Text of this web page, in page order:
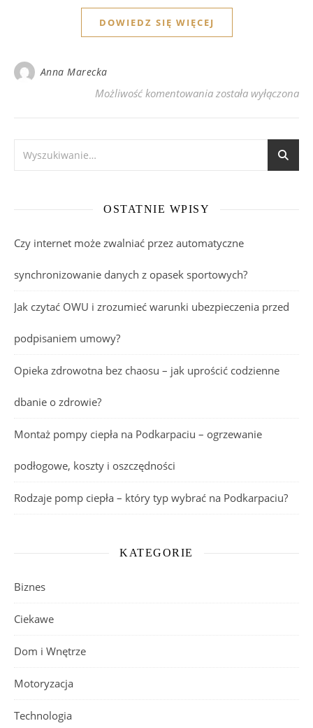
DOWIEDZ SIĘ WIĘCEJ
Anna Marecka
Możliwość komentowania Kim jest doradca
została wyłączona
OSTATNIE WPISY
Czy internet może zwalniać przez automatyczne
synchronizowanie danych z opasek sportowych?
Jak czytać OWU i zrozumieć warunki ubezpieczenia przed
podpisaniem umowy?
Opieka zdrowotna bez chaosu – jak uprościć codzienne
dbanie o zdrowie?
Montaż pompy ciepła na Podkarpaciu – ogrzewanie
podłogowe, koszty i oszczędności
Rodzaje pomp ciepła – który typ wybrać na Podkarpaciu?
KATEGORIE
Biznes
Ciekawe
Dom i Wnętrze
Motoryzacja
Technologia